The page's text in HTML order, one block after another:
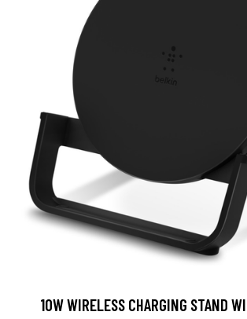
10W WIRELESS CHARGING STAND